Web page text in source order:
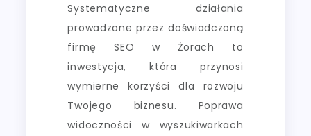
Systematyczne działania
prowadzone przez doświadczoną
firmę SEO w Żorach to
inwestycja, która przynosi
wymierne korzyści dla rozwoju
Twojego biznesu. Poprawa
widoczności w wyszukiwarkach